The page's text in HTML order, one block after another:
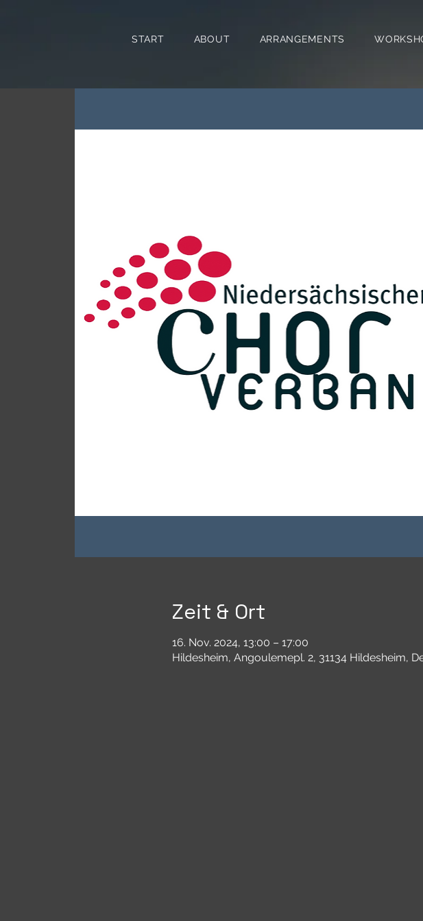
START ABOUT ARRANGEMENTS
Zeit & Ort
16. Nov. 2024, 13:00 – 17:00
Hildesheim, Angoulemepl. 2, 31134 Hildesheim,